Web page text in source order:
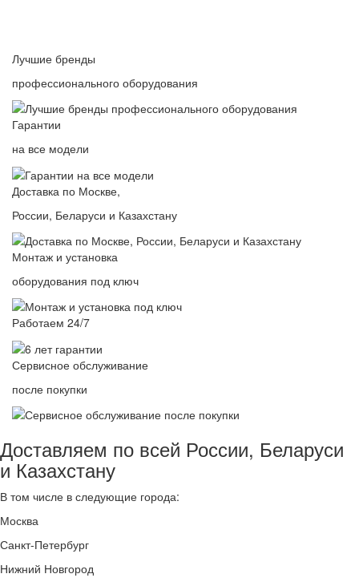
Лучшие бренды
профессионального оборудования
Гарантии
на все модели
Доставка по Москве,
России, Беларуси и Казахстану
Монтаж и установка
оборудования под ключ
Работаем 24/7
Сервисное обслуживание
после покупки
Доставляем по всей России, Беларуси
и Казахстану
В том числе в следующие города:
Москва
Санкт-Петербург
Нижний Новгород